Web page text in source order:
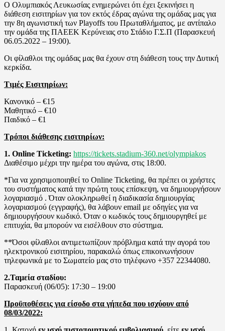
Ο Ολυμπιακός Λευκωσίας ενημερώνει ότι έχει ξεκινήσει η
διάθεση εισιτηρίων για τον εκτός έδρας αγώνα της ομάδας μας για
την 8η αγωνιστική των Playoffs του Πρωταθλήματος, με αντίπαλο
την ομάδα της ΠΑΕΕΚ Κερύνειας στο Στάδιο Γ.Σ.Π (Παρασκευή
06.05.2022 – 19:00).
Οι φίλαθλοι της ομάδας μας θα έχουν στη διάθεση τους την Δυτική
κερκίδα.
Τιμές Εισιτηρίων:
Κανονικό – €15
Μαθητικό – €10
Παιδικό – €1
Τρόποι διάθεσης εισιτηρίων:
1. Online Ticketing: https://tickets.stadium-360.net/olympiakos
Διαθέσιμο μέχρι την ημέρα του αγώνα, στις 18:00.
*Για να χρησιμοποιηθεί το Online Ticketing, θα πρέπει οι χρήστες
του συστήματος κατά την πρώτη τους επίσκεψη, να δημιουργήσουν
λογαριασμό . Όταν ολοκληρωθεί η διαδικασία δημιουργίας
λογαριασμού (εγγραφής), θα λάβουν email με οδηγίες για να
δημιουργήσουν κωδικό. Όταν ο κωδικός τους δημιουργηθεί με
επιτυχία, θα μπορούν να εισέλθουν στο σύστημα.
**Όσοι φίλαθλοι αντιμετωπίζουν πρόβλημα κατά την αγορά του
ηλεκτρονικού εισιτηρίου, παρακαλώ όπως επικοινωνήσουν
τηλεφωνικά με το Σωματείο μας στο τηλέφωνο +357 22344080.
2.Ταμεία σταδίου:
Παρασκευή (06/05): 17:30 – 19:00
Προϋποθέσεις για είσοδο στα γήπεδα που ισχύουν από
08/03/2022: